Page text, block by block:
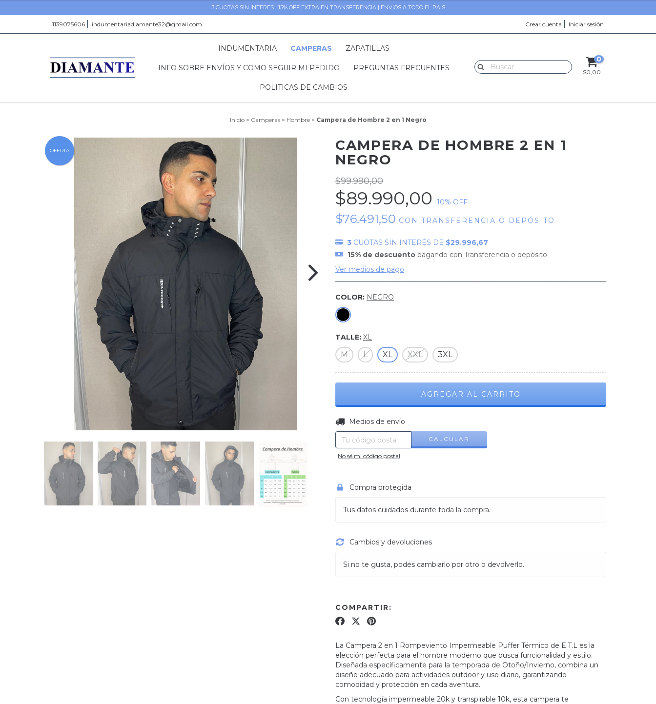
3 CUOTAS SIN INTERES | 15% OFF EXTRA EN TRANSFERENCIA | ENVIOS A TODO EL PAIS
1139075606 indumentariadiamante32@gmail.com Crear cuenta Iniciar sesión
INDUMENTARIA CAMPERAS ZAPATILLAS
INFO SOBRE ENVÍOS Y COMO SEGUIR MI PEDIDO PREGUNTAS FRECUENTES
POLITICAS DE CAMBIOS
0
$0,00
Inicio > Camperas > Hombre > Campera de Hombre 2 en 1 Negro
OFERTA
CAMPERA DE HOMBRE 2 EN 1
NEGRO
$99.990,00
$89.990,00 10% OFF
$76.491,50 CON TRANSFERENCIA O DEPÓSITO
3 CUOTAS SIN INTERÉS DE $29.996,67
15% de descuento pagando con Transferencia o depósito
Ver medios de pago
COLOR: NEGRO
TALLE: XL
M L XL XXL 3XL
Entregas para el CP:
Medios de envío
CALCULAR
No sé mi código postal
Compra protegida
Tus datos cuidados durante toda la compra.
Cambios y devoluciones
Si no te gusta, podés cambiarlo por otro o devolverlo.
COMPARTIR:
La Campera 2 en 1 Rompeviento Impermeable Puffer Térmico de E.T.L es la
elección perfecta para el hombre moderno que busca funcionalidad y estilo.
Diseñada específicamente para la temporada de Otoño/Invierno, combina un
diseño adecuado para actividades outdoor y uso diario, garantizando
comodidad y protección en cada aventura.
Con tecnología impermeable 20k y transpirable 10k, esta campera te